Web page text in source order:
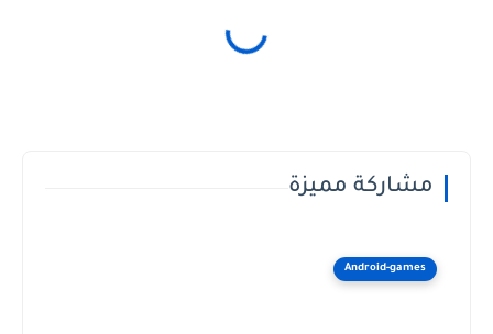
مشاركة مميزة
Android-games